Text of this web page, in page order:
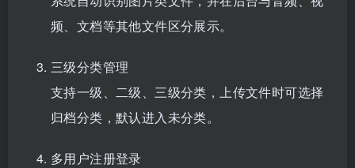
频、文档等其他文件区分展示。
三级分类管理
支持一级、二级、三级分类，上传文件时可选择
归档分类，默认进入未分类。
多用户注册登录